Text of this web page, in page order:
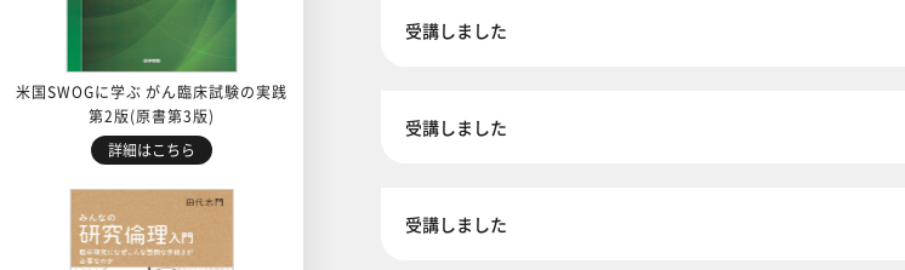
米国SWOGに学ぶ がん臨床試験の実践
第2版(原書第3版)
詳細はこちら
受講しました
受講しました
受講しました